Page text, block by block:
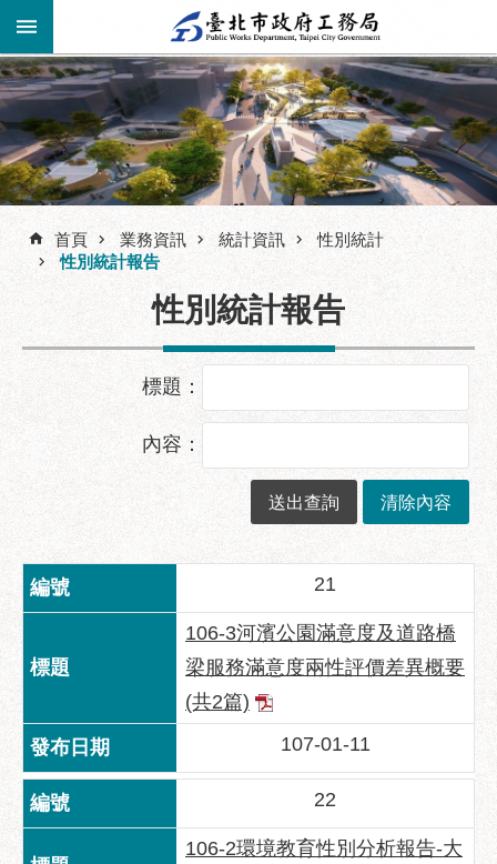
跳到主要內容區塊
進
階
搜
尋
公
告
資
訊
關
介
訊
府
資
公
開
優
良
事
首頁 業務資訊 統計資訊
性別統計
性別統計報告
性別統計報告
標題：
內容：
21
106-3河濱公園滿意度及道路橋
梁服務滿意度兩性評價差異概要
(共2篇)
107-01-11
22
106-2環境教育性別分析報告-大